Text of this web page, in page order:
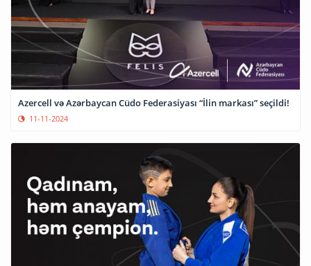
Azercell və Azərbaycan Cüdo Federasiyası “İlin markası” seçildi!
11-11-2024